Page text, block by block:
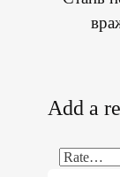
Add a